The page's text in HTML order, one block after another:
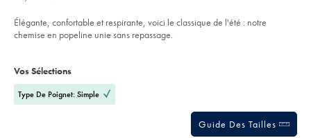
repassage-
-
-
€
of
5
Élégante, confortable et respirante, voici le classique de l'été : notre
chemise en popeline unie sans repassage.
Actions
cart
Vos Sélections
Type De Poignet: Simple
Guide Des Tailles